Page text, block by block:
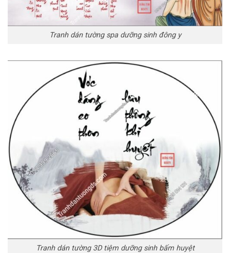
Tranh dán tường spa dưỡng sinh đông y
Tranh dán tường 3D tiệm dưỡng sinh bấm huyệt